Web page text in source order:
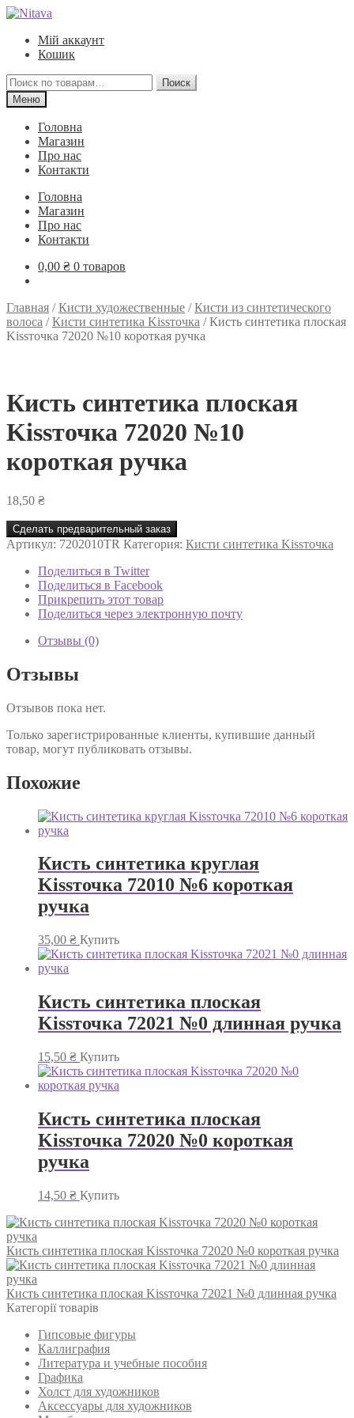
Перейти
навигации
Перейти
содержимому
Мій аккаунт
Кошик
Искать:
Поиск
Меню
Головна
Магазин
Про нас
Контакти
Головна
Магазин
Про нас
Контакти
0,00 ₴ 0 товаров
Главная /Кисти художественные /Кисти из синтетического
волоса /Кисти синтетика Kissточка /Кисть синтетика плоская
Kissточка 72020 №10 короткая ручка
Кисть синтетика плоская
Kissточка 72020 №10
короткая ручка
18,50 ₴
Сделать предварительный заказ
Артикул: 7202010TR Категория: Кисти синтетика Kissточка
Поделиться в Twitter
Поделиться в Facebook
Прикрепить этот товар
Поделиться через электронную почту
Отзывы (0)
Отзывы
Отзывов пока нет.
Только зарегистрированные клиенты, купившие данный
товар, могут публиковать отзывы.
Похожие
Кисть синтетика круглая
Kissточка 72010 №6 короткая
ручка
35,00 ₴ Купить
Кисть синтетика плоская
Kissточка 72021 №0 длинная ручка
15,50 ₴ Купить
Кисть синтетика плоская
Kissточка 72020 №0 короткая
ручка
14,50 ₴ Купить
Кисть синтетика плоская Kissточка 72020 №0 короткая ручка
Кисть синтетика плоская Kissточка 72021 №0 длинная ручка
Категорії товарів
Гипсовые фигуры
Каллиграфия
Литература и учебные пособия
Графика
Холст для художников
Аксессуары для художников